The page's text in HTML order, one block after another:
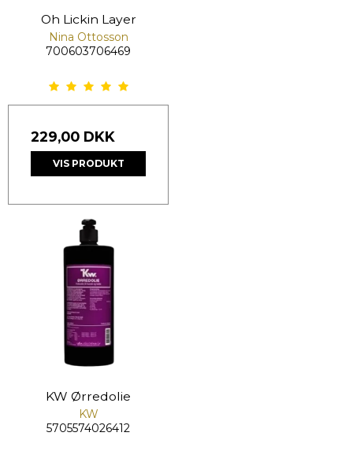
Oh Lickin Layer
Nina Ottosson
700603706469
229,00 DKK
VIS PRODUKT
KW Ørredolie
KW
5705574026412